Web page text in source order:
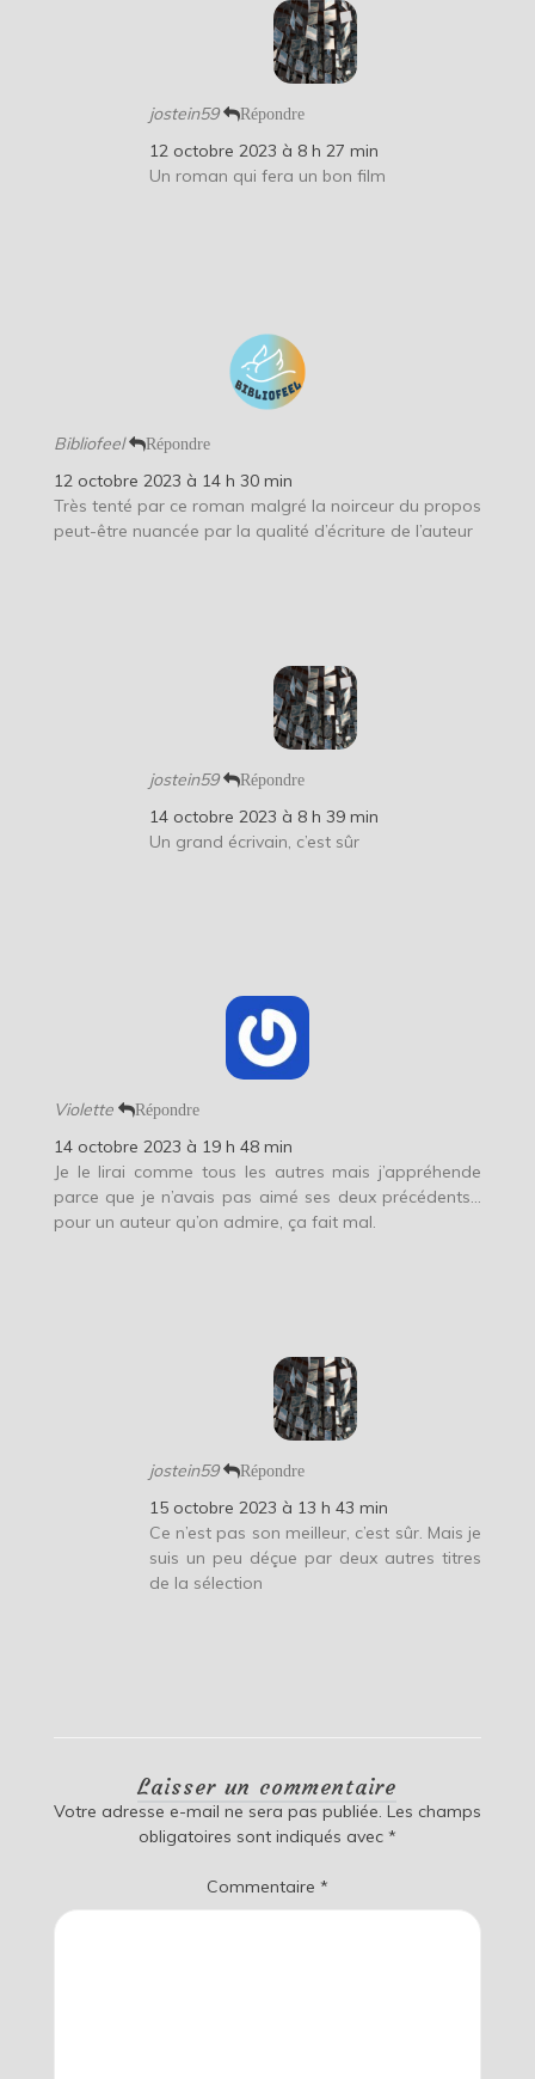
jostein59 Répondre
12 octobre 2023 à 8 h 27 min
Un roman qui fera un bon film
Bibliofeel Répondre
12 octobre 2023 à 14 h 30 min
Très tenté par ce roman malgré la noirceur du propos
peut-être nuancée par la qualité d’écriture de l’auteur
jostein59 Répondre
14 octobre 2023 à 8 h 39 min
Un grand écrivain, c’est sûr
Violette Répondre
14 octobre 2023 à 19 h 48 min
Je le lirai comme tous les autres mais j’appréhende
parce que je n’avais pas aimé ses deux précédents…
pour un auteur qu’on admire, ça fait mal.
jostein59 Répondre
15 octobre 2023 à 13 h 43 min
Ce n’est pas son meilleur, c’est sûr. Mais je
suis un peu déçue par deux autres titres
de la sélection
Laisser un commentaire
Votre adresse e-mail ne sera pas publiée. Les champs
obligatoires sont indiqués avec *
Commentaire *